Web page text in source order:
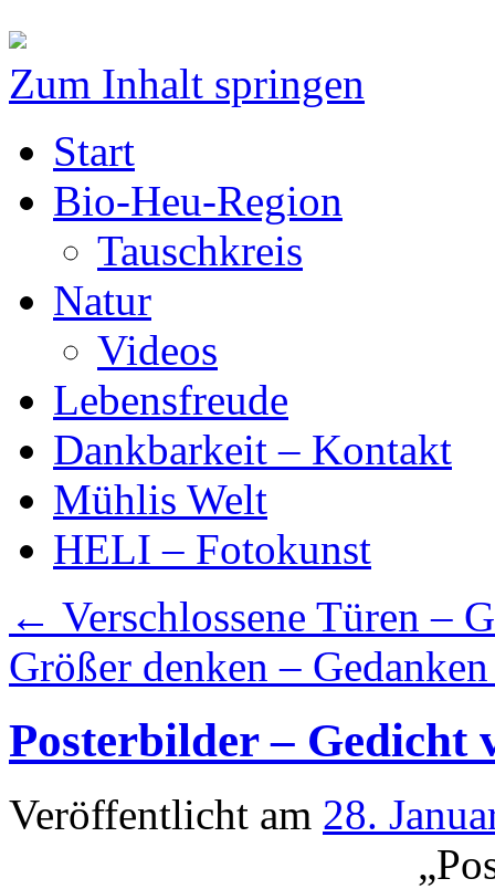
Zum Inhalt springen
Start
Bio-Heu-Region
Tauschkreis
Natur
Videos
Lebensfreude
Dankbarkeit – Kontakt
Mühlis Welt
HELI – Fotokunst
← Verschlossene Türen –
Größer denken –
Posterbilder – Gedicht
Veröffentlicht am 28.